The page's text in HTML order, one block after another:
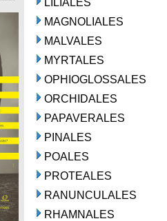
MAGNOLIALES
MALVALES
MYRTALES
OPHIOGLOSSALES
ORCHIDALES
PAPAVERALES
PINALES
POALES
PROTEALES
RANUNCULALES
RHAMNALES